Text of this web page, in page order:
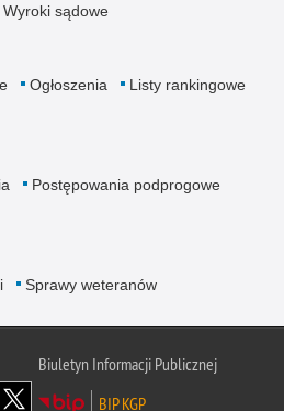
Wyroki sądowe
Ogłoszenia
Listy rankingowe
Postępowania podprogowe
Sprawy weteranów
Biuletyn Informacji Publicznej
BIP KGP